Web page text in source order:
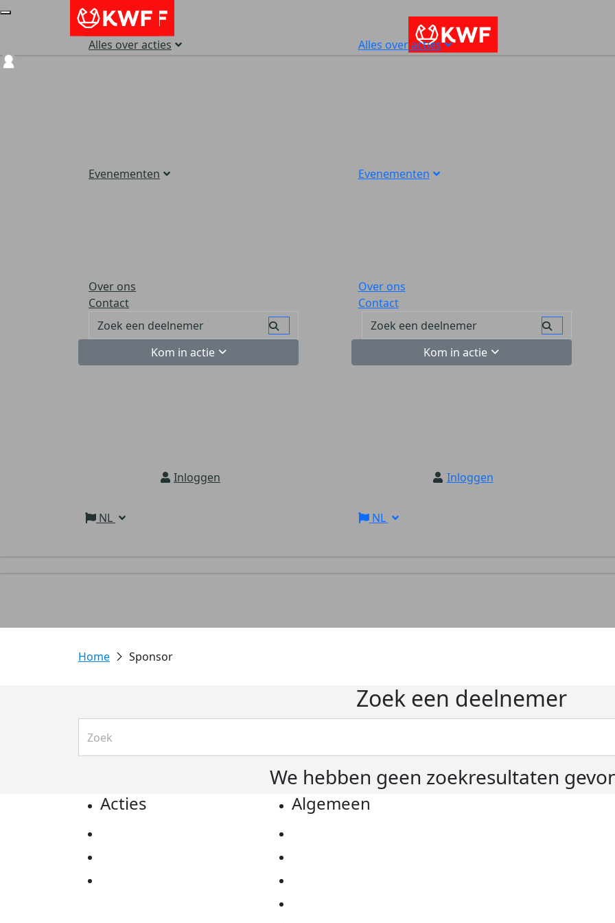
Alles over acties
Evenementen
Over ons
Contact
Kom in actie
Inloggen
NL
Alles over acties
Evenementen
Over ons
Contact
Kom in actie
Inloggen
NL
Sponsor
Zoek een deelnemer
We hebben geen zoekresultaten
Acties Algemeen